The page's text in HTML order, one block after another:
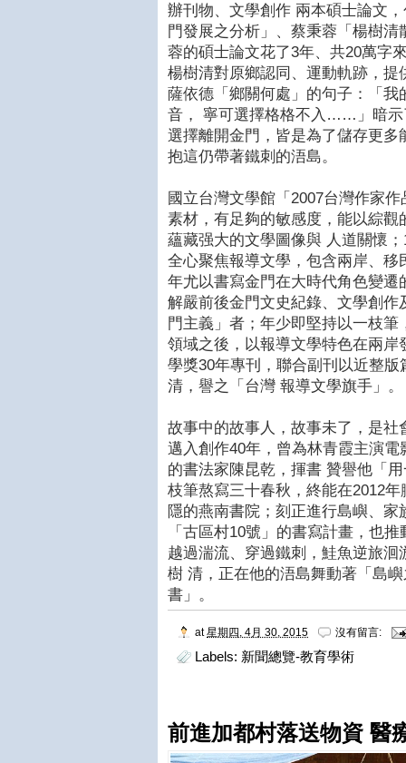
辦刊物、文學創作 兩本碩士論文
門發展之分析」、蔡秉蓉「楊樹
蓉的碩士論文花了3年、共20萬字
楊樹清對原鄉認同、運動軌跡，
薩依德「鄉關何處」的句子：「
音， 寧可選擇格格不入……」暗示
選擇離開金門，皆是為了儲存更
抱這仍帶著鐵刺的浯島。
國立台灣文學館「2007台灣作家
素材，有足夠的敏感度，能以綜
蘊藏强大的文學圖像與 人道關懷
全心聚焦報導文學，包含兩岸、
年尤以書寫金門在大時代角色變
解嚴前後金門文史紀錄、文學創
門主義」者；年少即堅持以一枝
領域之後，以報導文學特色在兩岸
學獎30年專刊，聯合副刊以近整
清，譽之「台灣 報導文學旗手」。
故事中的故事人，故事未了，是
邁入創作40年，曾為林青霞主演
的書法家陳昆乾，揮書 贊譽他「
枝筆熬寫三十春秋，終能在2012
隱的燕南書院；刻正進行島嶼、
「古區村10號」的書寫計畫，也
越過湍流、穿過鐵刺，鮭魚逆旅
樹 清，正在他的浯島舞動著「島
書」。
at星期四, 4月 30, 2015 沒有留言:
Labels: 新聞總覽-教育學術
前進加都村落送物資 醫